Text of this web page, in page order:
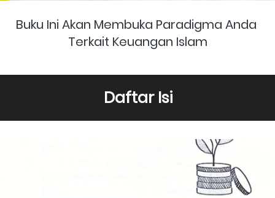
Buku Ini Akan Membuka Paradigma Anda
Terkait Keuangan Islam
Daftar Isi